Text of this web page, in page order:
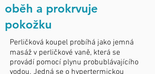
oběh a prokrvuje
pokožku
Perličková koupel probíhá jako jemná
masáž v perličkové vaně, která se
provádí pomocí plynu probublávajícího
vodou. Jedná se o hypertermickou